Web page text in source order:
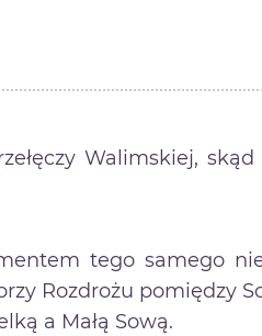
Walimskiej,
tego samego
Rozdrożu pomiędzy
a Małą Sową.